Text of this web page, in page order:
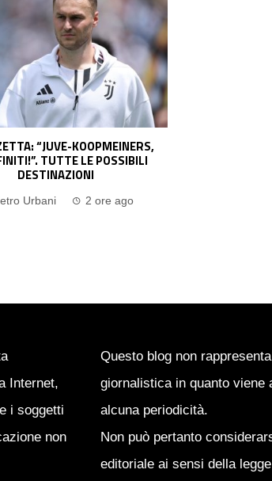
NEI TIRI IN PORTA
DIFESA ROSSONERA IN BALIA
PEDRO E LEAO : IL CHELSEA
Internet,
i soggetti
non
Questo blog non
giornalistica in quanto viene
alcuna periodicità.
Non può pertanto
editoriale ai sensi della